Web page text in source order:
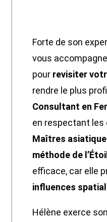
Forte de son
vous
pour revisiter
rendre le plus
Consultant en
en respectant les
Maîtres
méthode de
efficace, car elle
influences
Hélène exerce